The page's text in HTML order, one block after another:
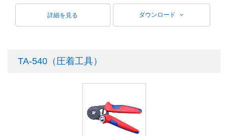
詳細を見る ダウンロード
TA-540（圧着工具）